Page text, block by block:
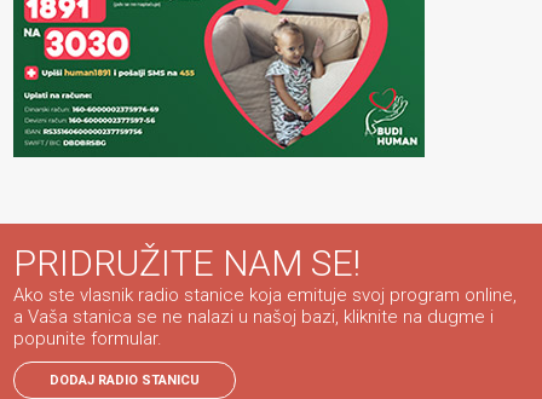
PRIDRUŽITE NAM SE!
Ako ste vlasnik radio stanice koja emituje svoj program online,
a Vaša stanica se ne nalazi u našoj bazi, kliknite na dugme i
popunite formular.
DODAJ RADIO STANICU